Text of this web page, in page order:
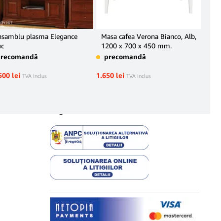
plasma Elegance
lei TVA Inclus
Masa cafea Verona Bianco, Alb,
1200 x 700 x 450 mm.
precomandă
1.650 lei TVA Inclus